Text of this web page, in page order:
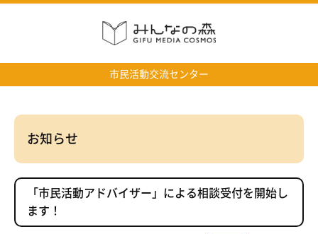
市民活動交流センター
お知らせ
「市民活動アドバイザー」による相談受付を開始し
ます！